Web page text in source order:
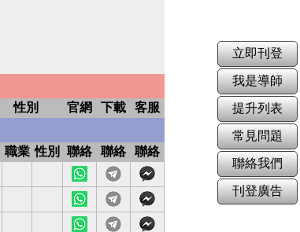
性別 官網 下載
客服
職業 性別 聯絡 聯絡
聯絡
站
載
服
站
載
服
立即刊登
我是導師
提升列表
常見問題
聯絡我們
刊登廣告